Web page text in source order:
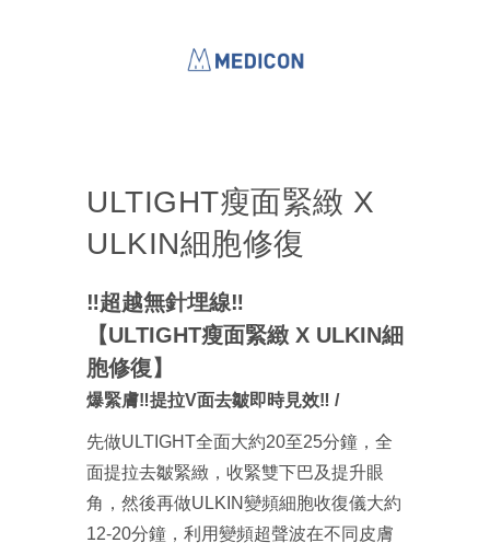
ULTIGHT瘦面緊緻 X
ULKIN細胞修復
‼️超越無針埋線‼️
【ULTIGHT瘦面緊緻 X ULKIN細
胞修復】
爆緊膚‼️提拉V面去皺即時見效‼️ /
先做ULTIGHT全面大約20至25分鐘，全
面提拉去皺緊緻，收緊雙下巴及提升眼
角，然後再做ULKIN變頻細胞收復儀大約
12-20分鐘，利用變頻超聲波在不同皮膚